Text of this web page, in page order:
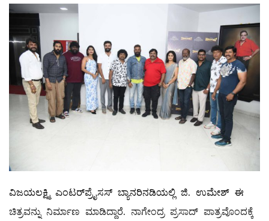
ವಿಜಯಲಕ್ಷ್ಮಿ ಎಂಟರ್‌ಪ್ರೈಸಸ್ ಬ್ಯಾನರಿನಡಿಯಲ್ಲಿ ಜಿ. ಉಮೇಶ್ ಈ
ಚಿತ್ರವನ್ನು ನಿರ್ಮಾಣ ಮಾಡಿದ್ದಾರೆ. ನಾಗೇಂದ್ರ ಪ್ರಸಾದ್ ಪಾತ್ರವೊಂದಕ್ಕೆ